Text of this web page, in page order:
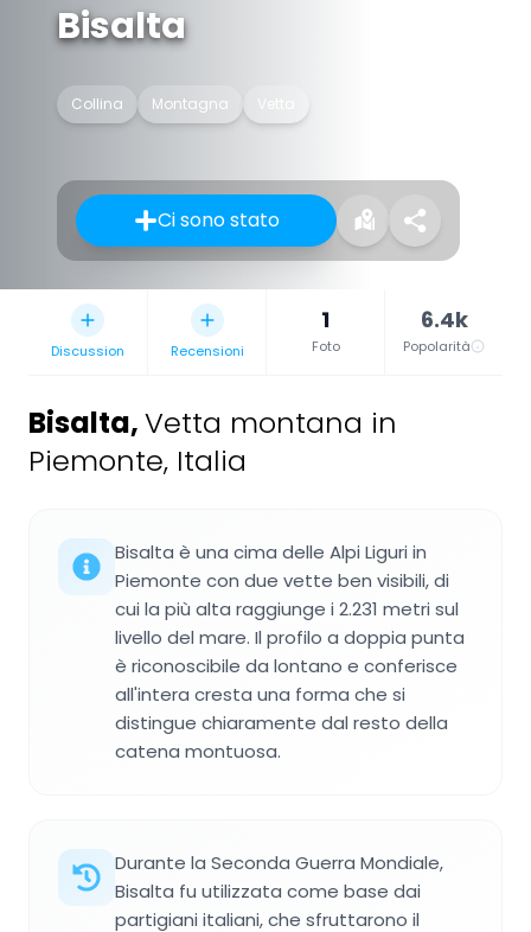
Bisalta
Collina Montagna Vetta
Ci sono stato
Discussion Recensioni
1
Foto
6.4k
Popolarità
Bisalta,Vetta montana in
Piemonte, Italia
Bisalta è una cima delle Alpi Liguri in
Piemonte con due vette ben visibili, di
cui la più alta raggiunge i 2.231 metri sul
livello del mare. Il profilo a doppia punta
è riconoscibile da lontano e conferisce
all'intera cresta una forma che si
distingue chiaramente dal resto della
catena montuosa.
Durante la Seconda Guerra Mondiale,
Bisalta fu utilizzata come base dai
partigiani italiani, che sfruttarono il